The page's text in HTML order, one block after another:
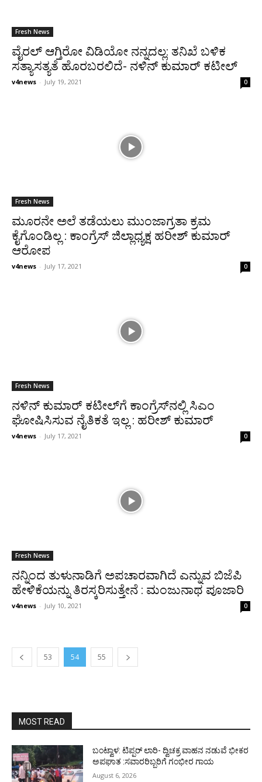
Fresh News
ವೈರಲ್ ಆಗ್ತಿರೋ ವಿಡಿಯೋ ನನ್ನದಲ್ಲ: ತನಿಖೆ ಬಳಿಕ
ಸತ್ಯಾಸತ್ಯತೆ ಹೊರಬರಲಿದೆ- ನಳಿನ್ ಕುಮಾರ್ ಕಟೀಲ್
v4news - July 19, 2021 0
Fresh News
ಮೂರನೇ ಅಲೆ ತಡೆಯಲು ಮುಂಜಾಗ್ರತಾ ಕ್ರಮ
ಕೈಗೊಂಡಿಲ್ಲ : ಕಾಂಗ್ರೆಸ್ ಜಿಲ್ಲಾಧ್ಯಕ್ಷ ಹರೀಶ್ ಕುಮಾರ್
ಆರೋಪ
v4news - July 17, 2021 0
Fresh News
ನಳಿನ್ ಕುಮಾರ್ ಕಟೀಲ್‍ಗೆ ಕಾಂಗ್ರೆಸ್‍ನಲ್ಲಿ ಸಿಎಂ
ಘೋಷಿಸಿಸುವ ನೈತಿಕತೆ ಇಲ್ಲ : ಹರೀಶ್ ಕುಮಾರ್
v4news - July 17, 2021 0
Fresh News
ನನ್ನಿಂದ ತುಳುನಾಡಿಗೆ ಅಪಚಾರವಾಗಿದೆ ಎನ್ನುವ ಬಿಜೆಪಿ
ಹೇಳಿಕೆಯನ್ನು ತಿರಸ್ಕರಿಸುತ್ತೇನೆ : ಮಂಜುನಾಥ ಪೂಜಾರಿ
v4news - July 10, 2021 0
53 54 55
MOST READ
ಬಂಟ್ವಾಳ: ಟಿಪ್ಪರ್ ಲಾರಿ- ದ್ವಿಚಕ್ರ ವಾಹನ ನಡುವೆ ಭೀಕರ
ಅಪಘಾತ :ಸವಾರರಿಬ್ಬರಿಗೆ ಗಂಭೀರ ಗಾಯ
August 6, 2026